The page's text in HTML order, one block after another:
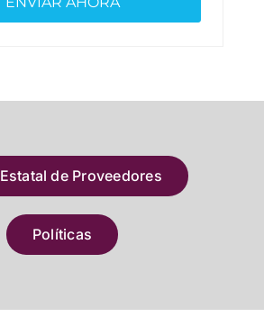
de Proveedores
Políticas